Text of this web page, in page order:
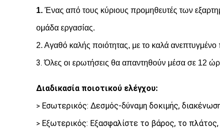
1. Ένας από τους κύριους προμηθευτές των
ομάδα εργασίας.
2. Αγαθό καλής ποιότητας, με το καλά ανεπτυγμένο
3.Όλες οι ερωτήσεις θα απαντηθούν μέσα σε 12
Διαδικασία ποιοτικού ελέγχου:
> Εσωτερικός: Δεσμός-δύναμη δοκιμής,
> Εξωτερικός: Εξασφαλίστε το βάρος, το